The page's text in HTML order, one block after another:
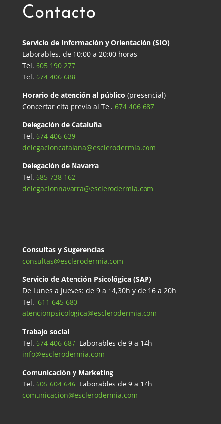
Contacto
Servicio de Información y Orientación (SIO)
Laborables, de 10:00 a 20:00 horas
Tel. 605 190 277
Tel. 674 406 688
Horario de atención al público (presencial)
Concertar cita previa al Tel. 674 406 687
Delegación de Cataluña
Tel. 674 406 639
delegacioncatalana@esclerodermia.com
Delegación de Navarra
Tel. 685 738 162
delegacionnavarra@esclerodermia.com
Consultas y Sugerencias
consultas@esclerodermia.com
Servicio de Atención Psicológica (SAP)
De Lunes a Jueves: de 9 a 14,30h y de 16 a 20h
Tel. 611 645 680
atencionpsicologica@esclerodermia.com
Trabajo social
Tel. 674 406 687 Laborables de 9 a 14h
info@esclerodermia.com
Comunicación y Marketing
Tel. 605 604 646Laborables de 9 a 14h
comunicacion@esclerodermia.com